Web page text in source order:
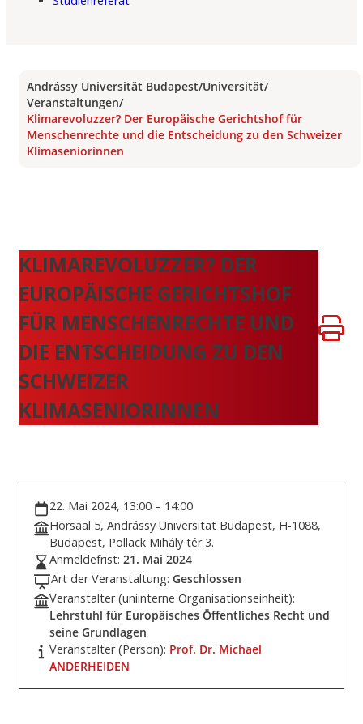
Andrássy Universität Budapest/Universität/
Veranstaltungen/
Klimarevoluzzer? Der Europäische Gerichtshof für
Menschenrechte und die Entscheidung zu den Schweizer
Klimaseniorinnen
KLIMAREVOLUZZER? DER
EUROPÄISCHE GERICHTSHOF
FÜR MENSCHENRECHTE UND
DIE ENTSCHEIDUNG ZU DEN
SCHWEIZER
KLIMASENIORINNEN
22. Mai 2024, 13:00 – 14:00
Hörsaal 5, Andrássy Universität Budapest, H-1088,
Budapest, Pollack Mihály tér 3.
Anmeldefrist: 21. Mai 2024
Art der Veranstaltung: Geschlossen
Veranstalter (uniinterne Organisationseinheit):
Lehrstuhl für Europäisches Öffentliches Recht und
seine Grundlagen
Veranstalter (Person): Prof. Dr. Michael
ANDERHEIDEN